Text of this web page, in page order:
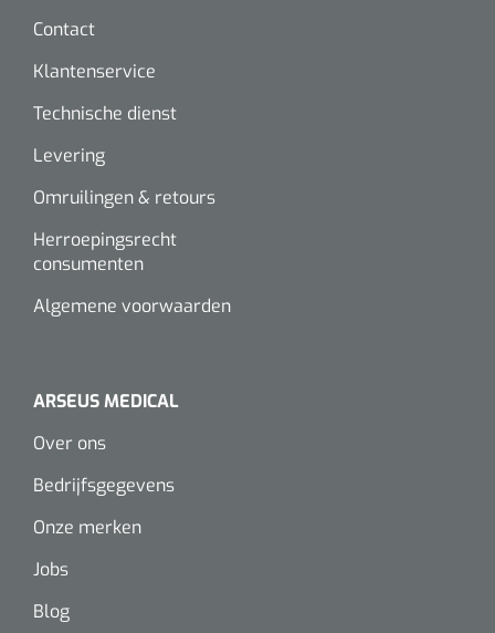
Zilververbanden
Schuimverbanden
Paraffine verbanden
Diversen
Kleeflaag removers
Contact
Klantenservice
Technische dienst
Levering
Omruilingen & retours
Herroepingsrecht
consumenten
Algemene voorwaarden
ARSEUS MEDICAL
Over ons
Bedrijfsgegevens
Onze merken
Jobs
Blog